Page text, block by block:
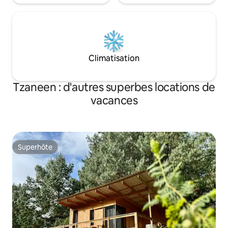
Climatisation
Tzaneen : d'autres superbes locations de
vacances
Superhôte
Superhôte